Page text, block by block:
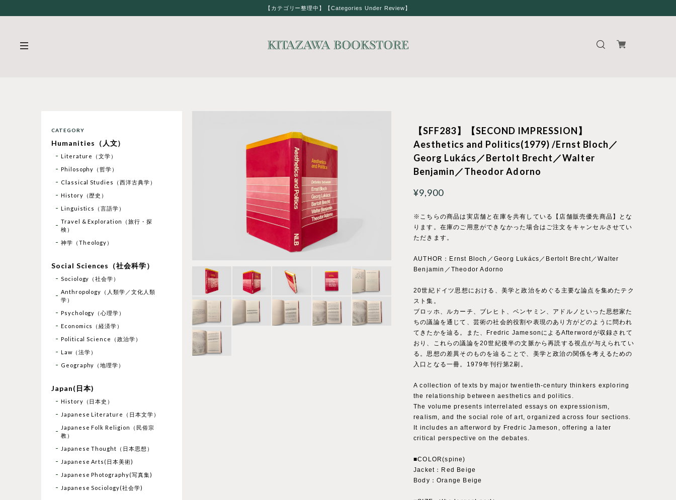
【カテゴリー整理中】【Categories Under Review】
【SFF283】【SECOND IMPRESSION】
Aesthetics and Politics(1979) /Ernst Bloch／
Georg Lukács／Bertolt Brecht／Walter
Benjamin／Theodor Adorno
¥9,900
※こちらの商品は実店舗と在庫を共有している【店舗販売優先商品】とな
ります。在庫のご用意ができなかった場合はご注文をキャンセルさせてい
ただきます。
AUTHOR：Ernst Bloch／Georg Lukács／Bertolt Brecht／Walter
Benjamin／Theodor Adorno
20世紀ドイツ思想における、美学と政治をめぐる主要な論点を集めたテク
スト集。
ブロッホ、ルカーチ、ブレヒト、ベンヤミン、アドルノといった思想家た
ちの議論を通じて、芸術の社会的役割や表現のあり方がどのように問われ
てきたかを辿る。また、Fredric JamesonによるAfterwordが収録されて
おり、これらの議論を20世紀後半の文脈から再読する視点が与えられてい
る。思想の差異そのものを辿ることで、美学と政治の関係を考えるための
入口となる一冊。1979年刊行第2刷。
A collection of texts by major twentieth-century thinkers exploring
the relationship between aesthetics and politics.
The volume presents interrelated essays on expressionism,
realism, and the social role of art, organized across four sections.
It includes an afterword by Fredric Jameson, offering a later
critical perspective on the debates.
■COLOR(spine)
Jacket：Red Beige
Body：Orange Beige
CATEGORY
Humanities（人文）
Literature（文学）
Philosophy（哲学）
Classical Studies（西洋古典学）
History（歴史）
Linguistics（言語学）
Travel & Exploration（旅行・探
検）
神学（Theology）
Social Sciences（社会科学）
Sociology（社会学）
Anthropology（人類学／文化人類
学）
Psychology（心理学）
Economics（経済学）
Political Science（政治学）
Law（法学）
Geography（地理学）
Japan(日本)
History（日本史）
Japanese Literature（日本文学）
Japanese Folk Religion（民俗宗
教）
Japanese Thought（日本思想）
Japanese Arts(日本美術)
Japanese Photography(写真集)
Japanese Sociology(社会学)